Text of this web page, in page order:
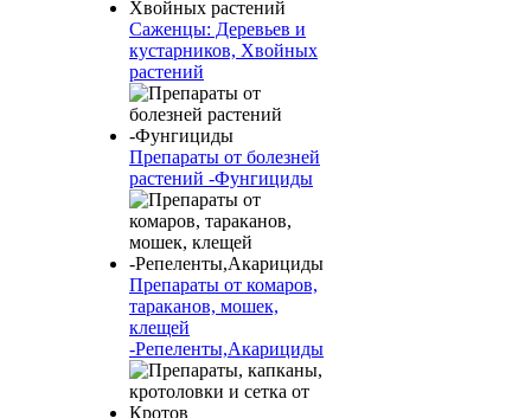
Саженцы: Деревьев и
кустарников, Хвойных
растений
Препараты от болезней
растений -Фунгициды
Препараты от комаров,
тараканов, мошек,
клещей
-Репеленты,Акарициды